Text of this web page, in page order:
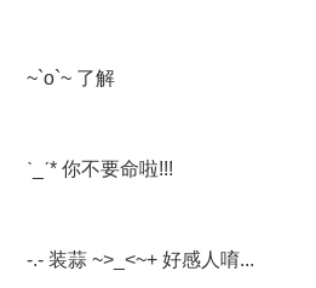
~`o`~ 了解
ˋ_ˊ* 你不要命啦!!!
-.- 装蒜 ~>_<~+ 好感人唷...